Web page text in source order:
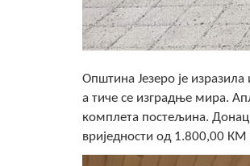
Општина Језеро је
а тиче се изградње мира.
комплета постељина.
вриједности од 1.800,00 КМ